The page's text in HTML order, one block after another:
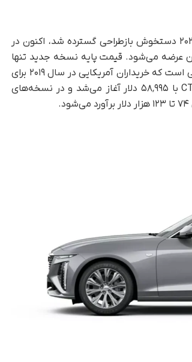
، نسل دوم این سدان فول‌سایز لوکس که در سال ۲۰۲۳ دستخوش بازطراحی گسترده شد، اکنون در
بازار چین عرضه می‌شود. قیمت پایه نسخه جدید تنها
۲۸۹٬۹۰۰ یوان، معادل حدود ۴۰٬۷۰۰ دلار است. این رقم تقریباً نصف بهایی است که خریداران آمریکایی در سال ۲۰۱۹ برای
نسخه‌های مختلف این خودرو پرداخت می‌کردند. آن زمان مدل پایه CT6 با ۵۸٬۹۹۵ دلار آغاز می‌شد و در نسخه‌های